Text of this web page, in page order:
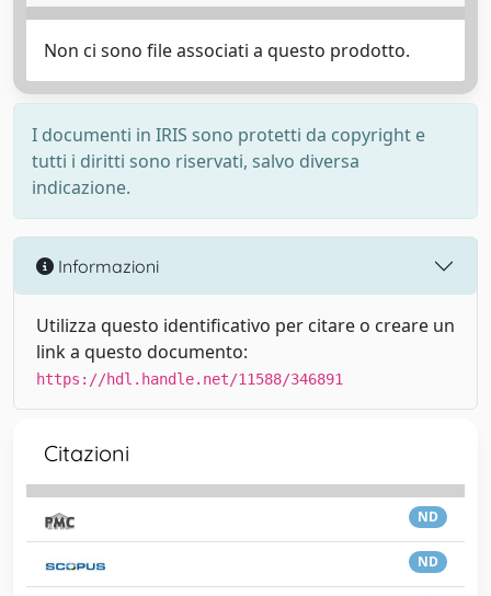
Non ci sono file associati a questo prodotto.
I documenti in IRIS sono protetti da copyright e
tutti i diritti sono riservati, salvo diversa
indicazione.
Informazioni
Utilizza questo identificativo per citare o creare un
link a questo documento:
https://hdl.handle.net/11588/346891
Citazioni
ND
ND